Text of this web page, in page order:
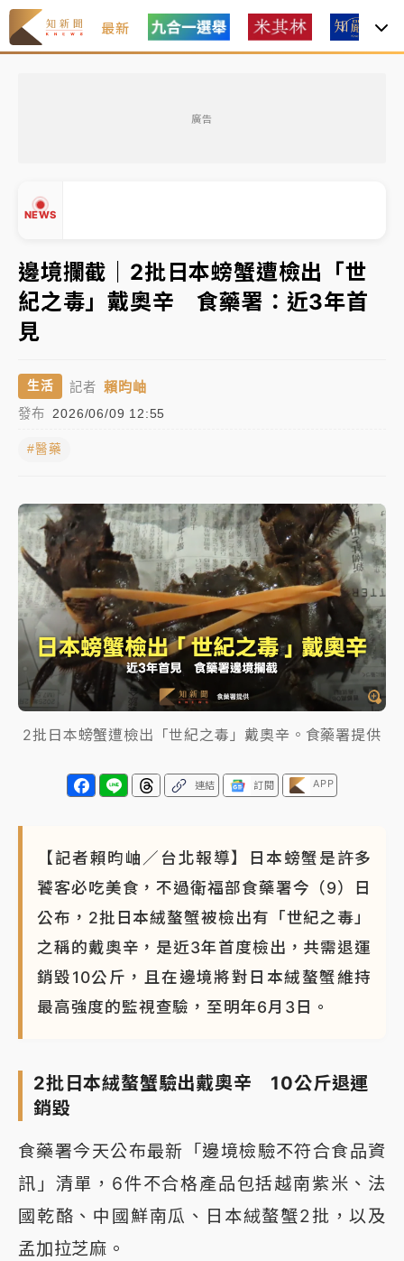
最新
廣告
NEWS
有片｜
連根拔起
中颱白海豚風雨來了！中部以北防豪雨 今晚、明天影
響最劇烈
白海豚逼近！北市水門只出不進 未移置車輛最高罰
4800＋拖吊費
油價持續凍漲！ 中油宣布下周一汽柴油價格維持不變
路鷹架倒塌壓2車
連根拔起
中颱白海豚風雨來了！中部以北防豪雨 今晚、明天影
響最劇烈
白海豚逼近！北市水門只出不進 未移置車輛最高罰
4800＋拖吊費
▼
邊境攔截｜2批日本螃蟹遭檢出「世
紀之毒」戴奧辛 食藥署：近3年首
見
生活 記者 賴昀岫
發布 2026/06/09 12:55
#醫藥
2批日本螃蟹遭檢出「世紀之毒」戴奧辛。食藥署提供
連結 訂閱 APP
【記者賴昀岫／台北報導】日本螃蟹是許多
饕客必吃美食，不過衛福部食藥署今（9）日
公布，2批日本絨螯蟹被檢出有「世紀之毒」
之稱的戴奧辛，是近3年首度檢出，共需退運
銷毀10公斤，且在邊境將對日本絨螯蟹維持
最高強度的監視查驗，至明年6月3日。
2批日本絨螯蟹驗出戴奧辛 10公斤退運
銷毀
食藥署今天公布最新「邊境檢驗不符合食品資
訊」清單，6件不合格產品包括越南紫米、法
國乾酪、中國鮮南瓜、日本絨螯蟹2批，以及
孟加拉芝麻。